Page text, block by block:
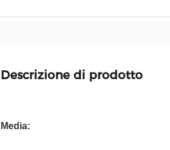
Descrizione di prodotto
Media: